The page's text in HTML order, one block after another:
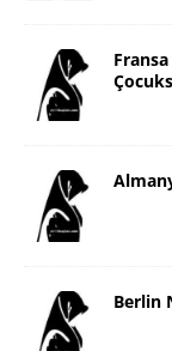
Berlin